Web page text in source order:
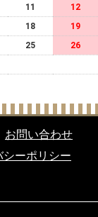
11
12
18
19
25
26
お問い合わせ
シーポリシー